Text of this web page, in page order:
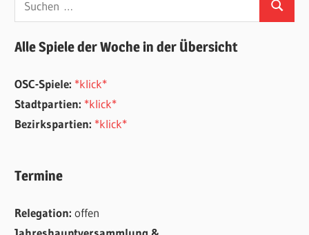
nach:
Suchen
Alle Spiele der Woche in der Übersicht
OSC-Spiele: *klick*
Stadtpartien: *klick*
Bezirkspartien: *klick*
Termine
Relegation:offen